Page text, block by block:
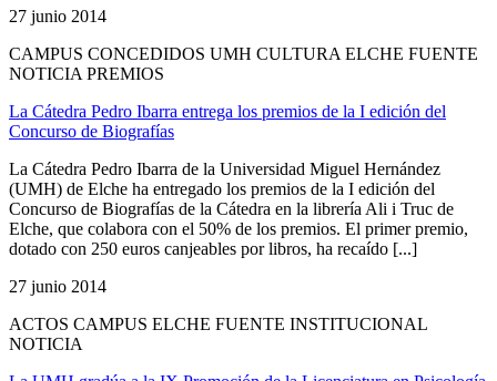
27 junio 2014
CAMPUS CONCEDIDOS UMH CULTURA ELCHE FUENTE
NOTICIA PREMIOS
La Cátedra Pedro Ibarra entrega los premios de la I edición del
Concurso de Biografías
La Cátedra Pedro Ibarra de la Universidad Miguel Hernández
(UMH) de Elche ha entregado los premios de la I edición del
Concurso de Biografías de la Cátedra en la librería Ali i Truc de
Elche, que colabora con el 50% de los premios. El primer premio,
dotado con 250 euros canjeables por libros, ha recaído [...]
27 junio 2014
ACTOS CAMPUS ELCHE FUENTE INSTITUCIONAL
NOTICIA